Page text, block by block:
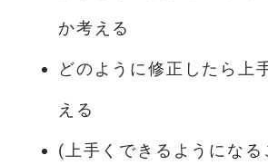
か考える
どのように修正したら上
える
(上手くできるようにな